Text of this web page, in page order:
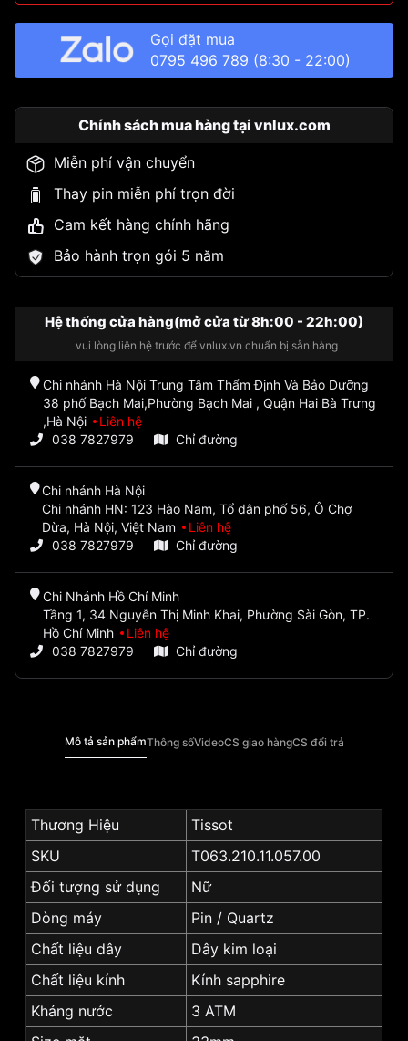
Gọi đặt mua
0795 496 789 (8:30 - 22:00)
Chính sách mua hàng tại vnlux.com
Miễn phí vận chuyển
Thay pin miễn phí trọn đời
Cam kết hàng chính hãng
Bảo hành trọn gói 5 năm
Hệ thống cửa hàng(mở cửa từ 8h:00 - 22h:00)
vui lòng liên hệ trước để vnlux.vn chuẩn bị sẵn hàng
Chi nhánh Hà Nội Trung Tâm Thẩm Định Và Bảo Dưỡng
38 phố Bạch Mai,Phường Bạch Mai , Quận Hai Bà Trưng
,Hà Nội
Liên hệ
038 7827979
Chỉ đường
Chi nhánh Hà Nội
Chi nhánh HN: 123 Hào Nam, Tổ dân phố 56, Ô Chợ
Dừa, Hà Nội, Việt Nam
Liên hệ
038 7827979
Chỉ đường
Chi Nhánh Hồ Chí Minh
Tầng 1, 34 Nguyễn Thị Minh Khai, Phường Sài Gòn, TP.
Hồ Chí Minh
Liên hệ
038 7827979
Chỉ đường
Mô tả sản phẩmThông sốVideoCS giao hàngCS đổi trả
Thương Hiệu
Tissot
SKU
T063.210.11.057.00
Đối tượng sử dụng
Nữ
Dòng máy
Pin / Quartz
Chất liệu dây
Dây kim loại
Chất liệu kính
Kính sapphire
Kháng nước
3 ATM